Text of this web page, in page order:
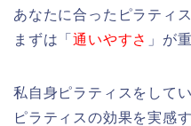
あなたに合ったピラティ
まずは「通いやすさ 」が
私自身ピラティスをして
ピラティスの効果を実感